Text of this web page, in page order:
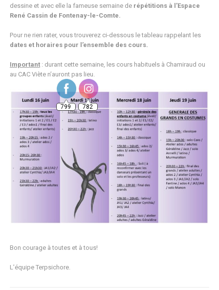
dessine et avec elle la fameuse semaine de répétitions à l’Espace
René Cassin de Fontenay-le-Comte.
Pour ne rien rater, vous trouverez ci-dessous le tableau rappelant les
dates et horaires pour l’ensemble des cours.
Important : durant cette semaine, les cours habituels à Chamiraud ou
au CAC Viète n’auront pas lieu.
Bon courage à toutes et à tous!
L’équipe Terpsichore.
799 782